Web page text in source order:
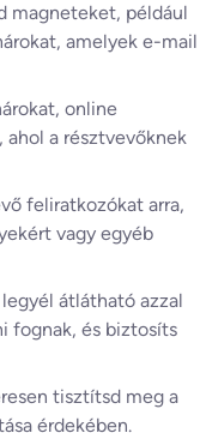
magneteket, például
amelyek e-mail
online
a résztvevőknek
feliratkozókat arra,
vagy egyéb
átlátható azzal
fognak, és biztosíts
tisztítsd meg a
érdekében.